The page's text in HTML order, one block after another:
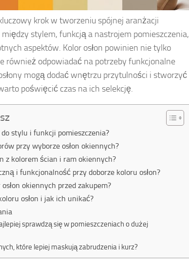
krok w tworzeniu spójnej aranżacji
stylem, funkcją a nastrojem pomieszczenia,
aspektów. Kolor osłon powinien nie tylko
również odpowiadać na potrzeby funkcjonalne
mogą dodać wnętrzu przytulności i stworzyć
poświęcić czas na ich selekcję.
stylu i funkcji pomieszczenia?
przy wyborze osłon okiennych?
z kolorem ścian i ram okiennych?
i funkcjonalność przy doborze koloru osłon?
okiennych przed zakupem?
osłon i jak ich unikać?
sprawdzą się w pomieszczeniach o dużej
które lepiej maskują zabrudzenia i kurz?